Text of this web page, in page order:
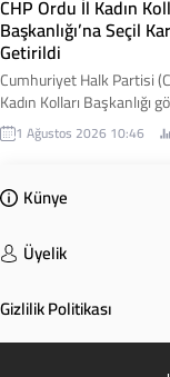
sadece bir yol projesi...
CHP Ordu İl Kadın
Başkanlığı’na Seçil
Getirildi
Cumhuriyet Halk Partisi
Kadın Kolları Başkanlığı
Seçil Karabulut atandı.
başlamasının ardından
toplumsal yaşamın her
daha güçlü temsil edilmesi
detaylar...
1 Ağustos 2026 10:46
Künye
Üyelik
Gizlilik Politikası